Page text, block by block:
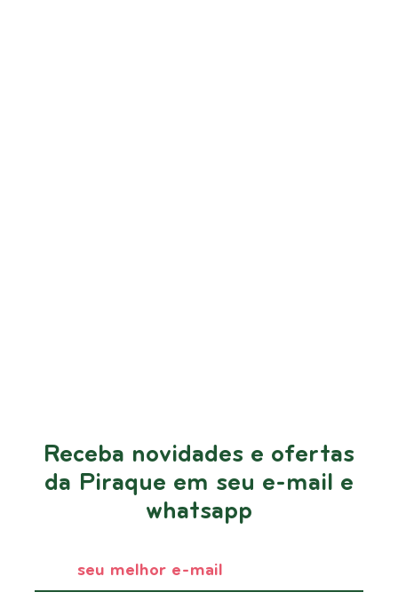
Receba novidades e ofertas
da Piraque em seu e-mail e
whatsapp